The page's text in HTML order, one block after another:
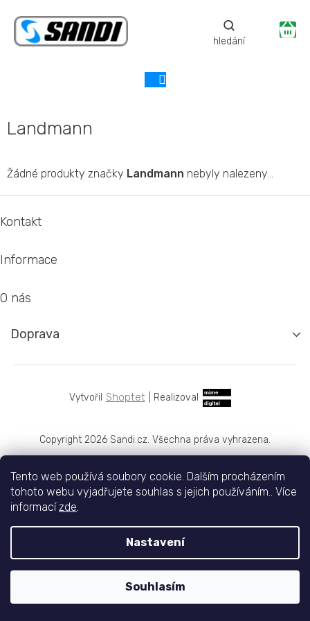
Tento web používá soubory cookie. Dalším procházením
tohoto webu vyjadřujete souhlas s jejich používáním.. Více
informacízde.
Nastavení
Souhlasím
obsah
Landmann
Žádné produkty značky Landmann nebyly nalezeny...
á
t
Kontakt
Informace
O nás
Doprava
Shoptet Realizoval
Copyright 2026 Sandi.cz. Všechna práva vyhrazena.